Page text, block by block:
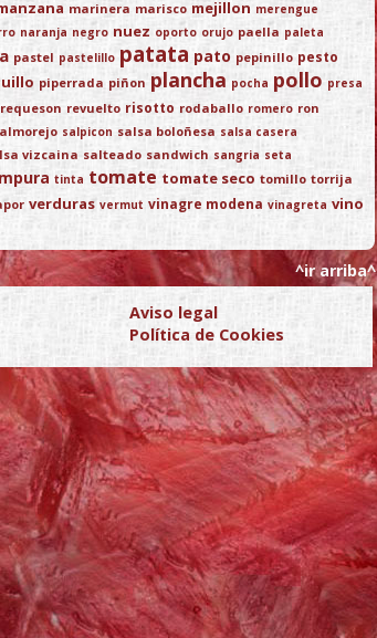
marinera marisco mejillon merengue
naranja negro nuez oporto orujo paella paleta
pastel pastelillo patata pato pepinillo pesto
piperrada piñon plancha pocha pollo presa
requeson revuelto risotto rodaballo romero ron
salpicon salsa boloñesa salsa casera
vizcaina salteado sandwich sangria seta
tinta tomate tomate seco tomillo torrija
verduras vermut vinagre modena vinagreta vino
^ir arriba^
Aviso legal
Política de Cookies